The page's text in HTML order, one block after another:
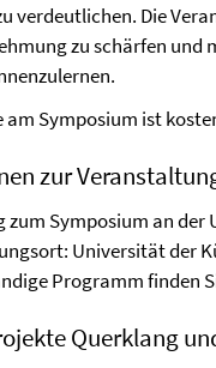
verdeutlichen. Die
zu schärfen und
am Symposium ist
zur
zum Symposium an der
Universität der
Programm finden
Querklang